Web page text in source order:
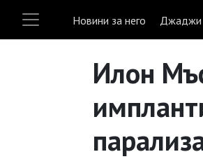
Новини за него Джаджи
Илон